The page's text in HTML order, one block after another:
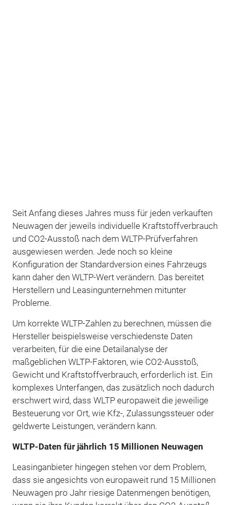
Seit Anfang dieses Jahres muss für jeden verkauften
Neuwagen der jeweils individuelle Kraftstoffverbrauch
und CO2-Ausstoß nach dem WLTP-Prüfverfahren
ausgewiesen werden. Jede noch so kleine
Konfiguration der Standardversion eines Fahrzeugs
kann daher den WLTP-Wert verändern. Das bereitet
Herstellern und Leasingunternehmen mitunter
Probleme.
Um korrekte WLTP-Zahlen zu berechnen, müssen die
Hersteller beispielsweise verschiedenste Daten
verarbeiten, für die eine Detailanalyse der
maßgeblichen WLTP-Faktoren, wie CO2-Ausstoß,
Gewicht und Kraftstoffverbrauch, erforderlich ist. Ein
komplexes Unterfangen, das zusätzlich noch dadurch
erschwert wird, dass WLTP europaweit die jeweilige
Besteuerung vor Ort, wie Kfz-, Zulassungssteuer oder
geldwerte Leistungen, verändern kann.
WLTP-Daten für jährlich 15 Millionen Neuwagen
Leasinganbieter hingegen stehen vor dem Problem,
dass sie angesichts von europaweit rund 15 Millionen
Neuwagen pro Jahr riesige Datenmengen benötigen,